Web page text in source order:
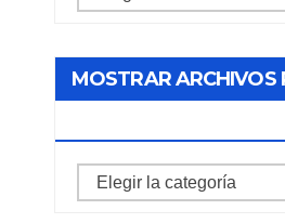
por
mes
MOSTRAR ARCHIVOS
mostrar